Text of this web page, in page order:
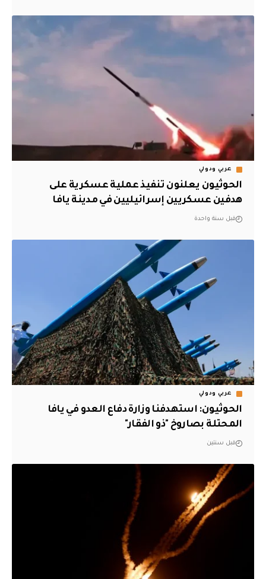
عربي ودولي
الحوثيون يعلنون تنفيذ عملية عسكرية على
هدفين عسكريين إسرائيليين في مدينة يافا
قبل سنة واحدة
عربي ودولي
الحوثيون: استهدفنا وزارة دفاع العدو في يافا
المحتلة بصاروخ "ذو الفقار"
قبل سنتين